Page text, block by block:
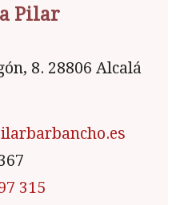
Pilar
8. 28806 Alcalá
315